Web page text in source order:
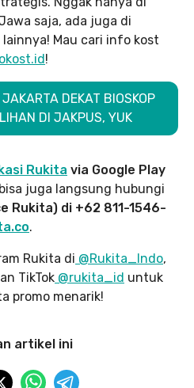
saja, ada juga di
Mau cari info kost
!
DEKAT BIOSKOP
DI JAKPUS, YUK
Rukita via Google Play
juga langsung hubungi
Rukita) di +62 811-1546-
.
Rukita di @Rukita_Indo,
TikTok @rukita_id untuk
promo menarik!
artikel ini